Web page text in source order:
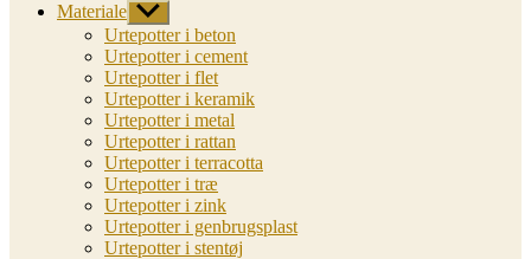
Materiale Vis
undermenu
Urtepotter i beton
Urtepotter i cement
Urtepotter i flet
Urtepotter i keramik
Urtepotter i metal
Urtepotter i rattan
Urtepotter i terracotta
Urtepotter i træ
Urtepotter i zink
Urtepotter i genbrugsplast
Urtepotter i stentøj